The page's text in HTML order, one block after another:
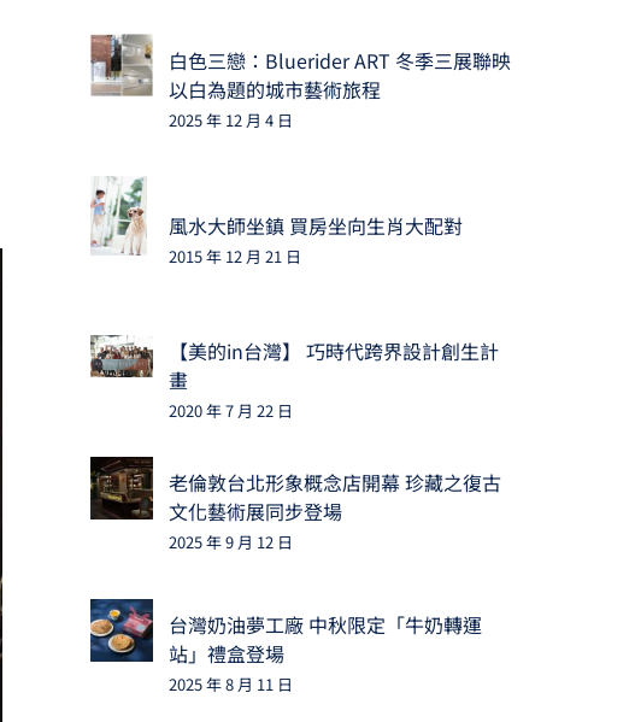
白色三戀：Bluerider ART 冬季三展聯映
以白為題的城市藝術旅程
2025 年 12 月 4 日
風水大師坐鎮 買房坐向生肖大配對
2015 年 12 月 21 日
【美的in台灣】 巧時代跨界設計創生計
畫
2020 年 7 月 22 日
老倫敦台北形象概念店開幕 珍藏之復古
文化藝術展同步登場
2025 年 9 月 12 日
台灣奶油夢工廠 中秋限定「牛奶轉運
站」禮盒登場
2025 年 8 月 11 日